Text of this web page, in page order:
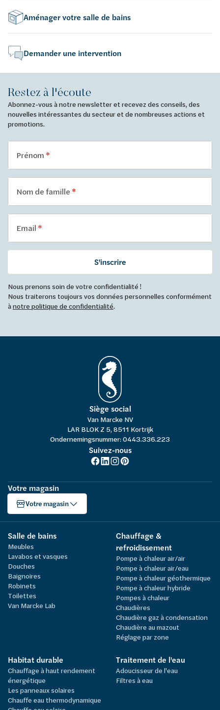
Aménager votre salle de bains
Demander une intervention
Restez à l'écoute
Abonnez-vous à notre newsletter et recevez des conseils, des
nouvelles intéressantes du secteur et de nombreuses actions et
promotions.
Prénom
Nom de famille
Email
S'inscrire
Nous prenons soin de votre confidentialité !
Nous traiterons toujours vos données personnelles conformément
ànotre politique de confidentialité.
Siège social
Van Marcke NV
LAR BLOK Z 5, 8511 Kortrijk
Ondernemingsnummer: 0443.336.223
Suivez-nous
Votre magasin
Votre magasin
Salle de bains
Meubles
Lavabos et vasques
Douches
Baignoires
Robinets
Toilettes
Van Marcke Lab
Chauffage &
refroidissement
Pompe à chaleur air/air
Pompe à chaleur air/eau
Pompe à chaleur géothermique
Pompe à chaleur hybride
Pompes à chaleur
Chaudières
Chaudière gaz à condensation
Chaudière au mazout
Réglage par zone
Habitat durable
Chauffage à haut rendement
énergétique
Les panneaux solaires
Chauffe eau thermodynamique
Traitement de l'eau
Adoucisseur de l'eau
Filtres à eau